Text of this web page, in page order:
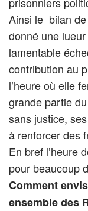
Ainsi le bilan
donné une
lamentable
contribution au
l’heure où elle
grande partie
sans justice,
à renforcer des
En bref l’heure
pour beaucoup
Comment
ensemble des